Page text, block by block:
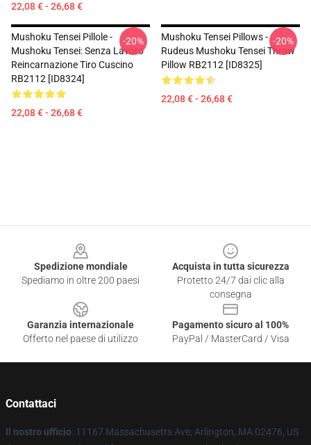
22,08 € - 26,68 €
Mushoku Tensei Pillole -
Mushoku Tensei: Senza Lavoro
Reincarnazione Tiro Cuscino
RB2112 [ID8324]
22,08 € - 26,68 €
-20%
Mushoku Tensei Pillows -
Rudeus Mushoku Tensei Throw
Pillow RB2112 [ID8325]
22,08 € - 26,68 €
-20%
Spedizione mondiale
Spediamo in oltre 200 paesi
Acquista in tutta sicurezza
Protetto 24/7 dai clic alla
consegna
Garanzia internazionale
Offerto nel paese di utilizzo
Pagamento sicuro al 100%
PayPal / MasterCard / Visa
Contattaci
Il nostro ufficio: 11167 Massachusetts Ave, Arlington, MA 02476, US